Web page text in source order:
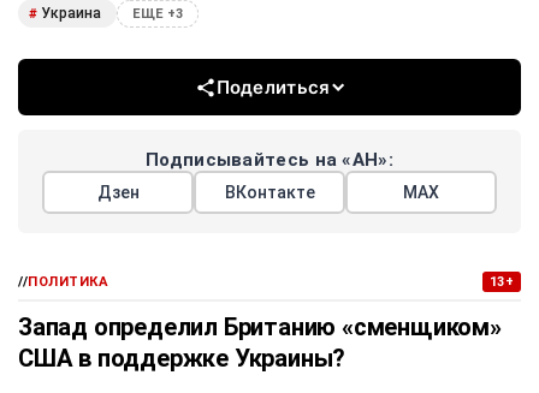
# Украина ЕЩЕ +3
Поделиться
Подписывайтесь на «АН»:
Дзен ВКонтакте МАХ
//ПОЛИТИКА 13+
Запад определил Британию «сменщиком»
США в поддержке Украины?